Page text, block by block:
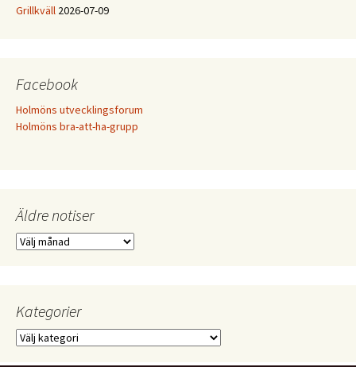
Grillkväll 2026-07-09
Facebook
Holmöns utvecklingsforum
Holmöns bra-att-ha-grupp
Äldre notiser
Äldre
Kategorier
Kategorier